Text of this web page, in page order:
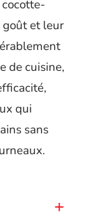
et leur
de cuisine,
qui
sans